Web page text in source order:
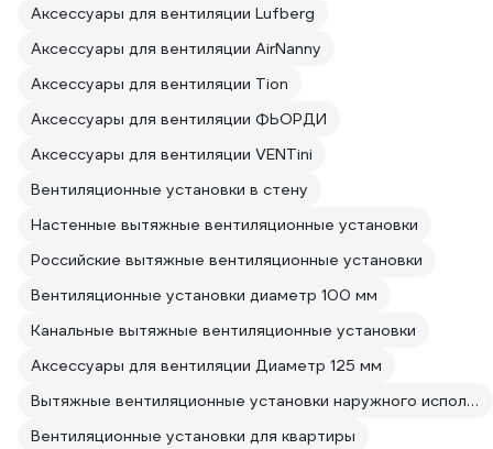
Аксессуары для вентиляции Lufberg
Аксессуары для вентиляции AirNanny
Аксессуары для вентиляции Tion
Аксессуары для вентиляции ФЬОРДИ
Аксессуары для вентиляции VENTini
Вентиляционные установки в стену
Настенные вытяжные вентиляционные установки
Российские вытяжные вентиляционные установки
Вентиляционные установки диаметр 100 мм
Канальные вытяжные вентиляционные установки
Аксессуары для вентиляции Диаметр 125 мм
Вытяжные вентиляционные установки наружного исполнения
Вентиляционные установки для квартиры